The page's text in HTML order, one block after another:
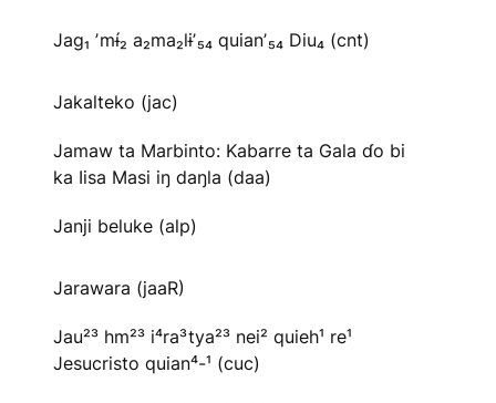
Jag₁ ʼmɨ́₂ a₂ma₂lɨʼ₅₄ quianʼ₅₄ Diu₄ (cnt)
Jakalteko (jac)
Jamaw ta Marbinto: Kabarre ta Gala ɗo bi
ka Iisa Masi iŋ daŋla (daa)
Janji beluke (alp)
Jarawara (jaaR)
Jau²³ hm²³ i⁴ra³tya²³ nei² quieh¹ re¹
Jesucristo quian⁴-¹ (cuc)